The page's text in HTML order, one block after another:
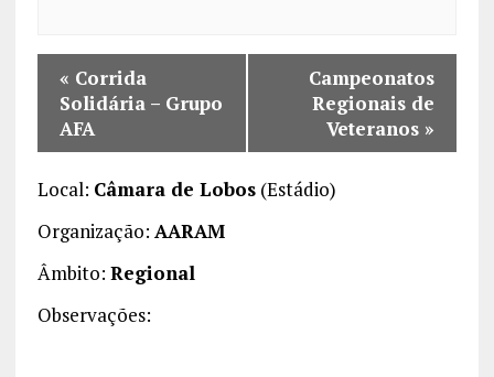
« Corrida
Solidária – Grupo
AFA
Campeonatos
Regionais de
Veteranos »
Local: Câmara de Lobos(Estádio)
Organização: AARAM
Âmbito: Regional
Observações: